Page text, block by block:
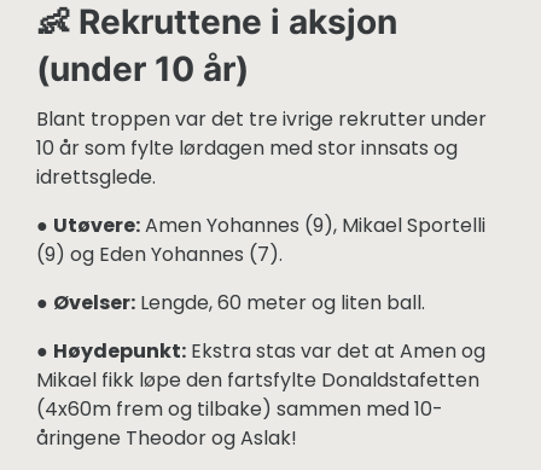
👶 Rekruttene i aksjon
(under 10 år)
Blant troppen var det tre ivrige rekrutter under
10 år som fylte lørdagen med stor innsats og
idrettsglede.
● Utøvere:Amen Yohannes (9), Mikael Sportelli
(9) og Eden Yohannes (7).
● Øvelser: Lengde, 60 meter og liten ball.
● Høydepunkt: Ekstra stas var det at Amen og
Mikael fikk løpe den fartsfylte Donaldstafetten
(4x60m frem og tilbake) sammen med 10-
åringene Theodor og Aslak!